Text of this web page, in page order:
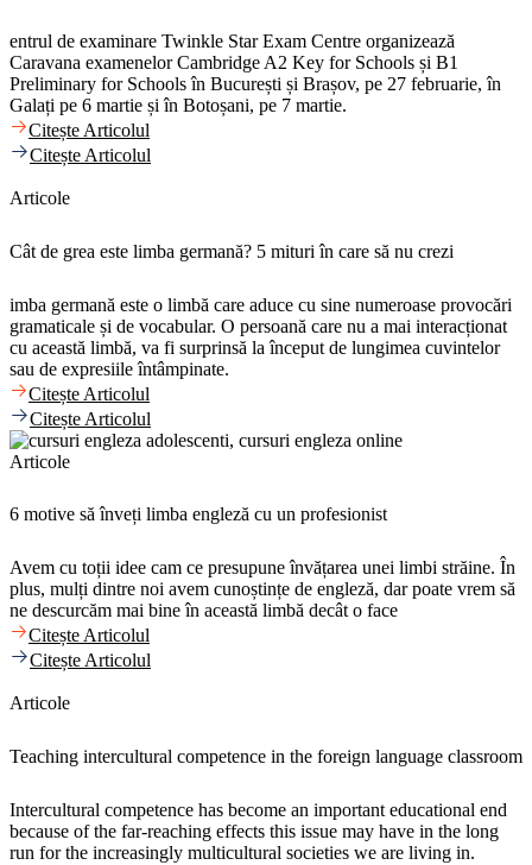
entrul de examinare Twinkle Star Exam Centre organizează
Caravana examenelor Cambridge A2 Key for Schools și B1
Preliminary for Schools în București și Brașov, pe 27 februarie, în
Galați pe 6 martie și în Botoșani, pe 7 martie.
Citește Articolul
Citește Articolul
Articole
Cât de grea este limba germană? 5 mituri în care să nu crezi
imba germană este o limbă care aduce cu sine numeroase provocări
gramaticale și de vocabular. O persoană care nu a mai interacționat
cu această limbă, va fi surprinsă la început de lungimea cuvintelor
sau de expresiile întâmpinate.
Citește Articolul
Citește Articolul
Articole
6 motive să înveți limba engleză cu un profesionist
Avem cu toții idee cam ce presupune învățarea unei limbi străine. În
plus, mulți dintre noi avem cunoștințe de engleză, dar poate vrem să
ne descurcăm mai bine în această limbă decât o face
Citește Articolul
Citește Articolul
Articole
Teaching intercultural competence in the foreign language classroom
Intercultural competence has become an important educational end
because of the far-reaching effects this issue may have in the long
run for the increasingly multicultural societies we are living in.